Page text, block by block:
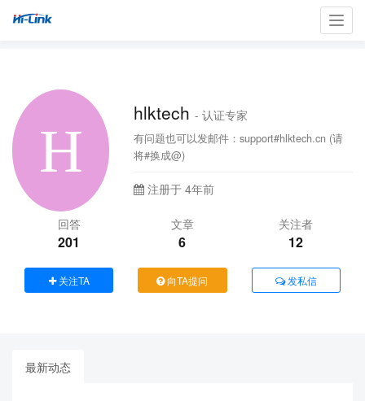
hlktech- 认证专家
有问题也可以发邮件：support#hlktech.cn (请
将#换成@)
注册于 4年前
回答
201
文章
6
关注者
12
关注TA 向TA提问 发私信
最新动态